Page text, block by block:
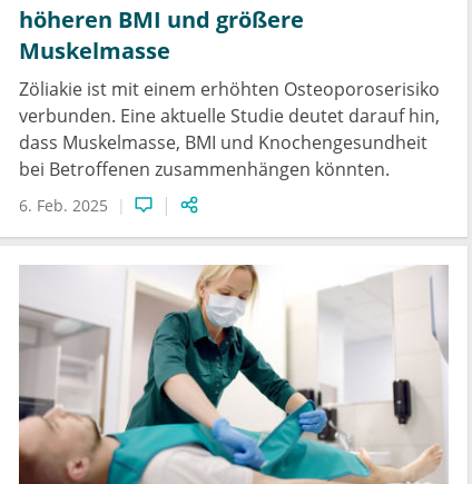
höheren BMI und größere
Muskelmasse
Zöliakie ist mit einem erhöhten Osteoporoserisiko
verbunden. Eine aktuelle Studie deutet darauf hin,
dass Muskelmasse, BMI und Knochengesundheit
bei Betroffenen zusammenhängen könnten.
6. Feb. 2025